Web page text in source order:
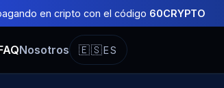
en cripto con el código 60CRYPTO
Nosotros 🇪🇸ES